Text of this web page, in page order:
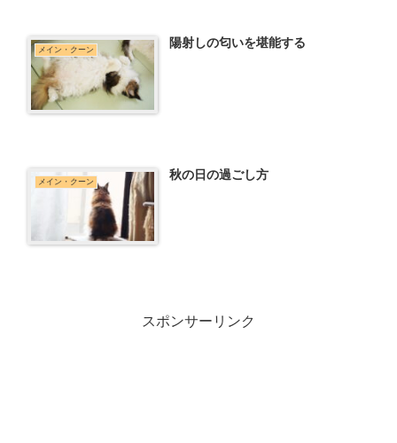
メイン・クーン 陽射しの匂いを堪能する
メイン・クーン 秋の日の過ごし方
スポンサーリンク